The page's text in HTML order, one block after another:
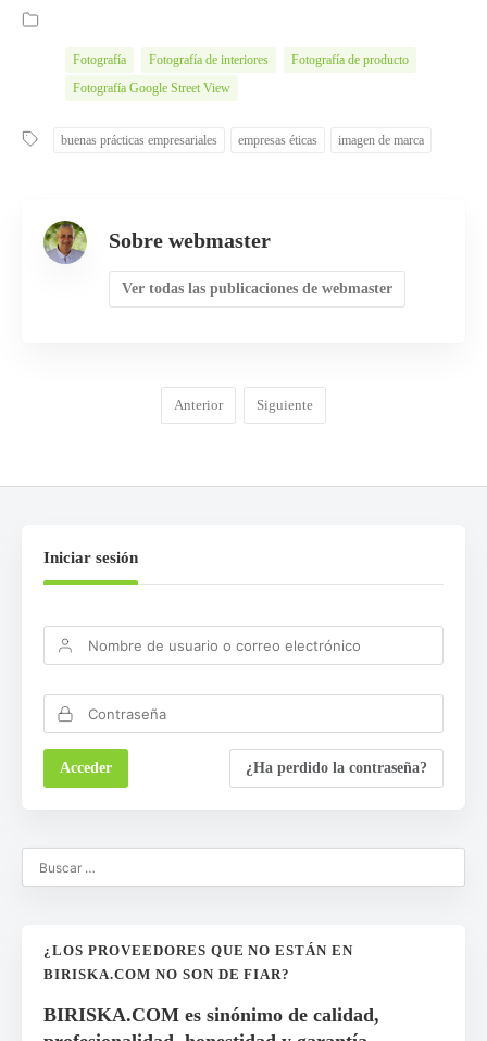
Fotografía Fotografía de interiores
Fotografía de producto
Fotografía Google Street View
buenas prácticas empresariales empresas éticas imagen de marca
Sobre webmaster
Ver todas las publicaciones de webmaster
Anterior Siguiente
Iniciar sesión
¿Ha perdido la contraseña?
¿LOS PROVEEDORES QUE NO ESTÁN EN
BIRISKA.COM NO SON DE FIAR?
BIRISKA.COM es sinónimo de calidad,